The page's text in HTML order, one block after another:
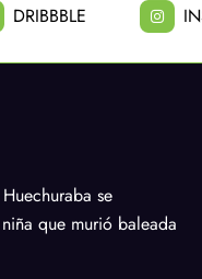
DRIBBBLE
se
que murió baleada